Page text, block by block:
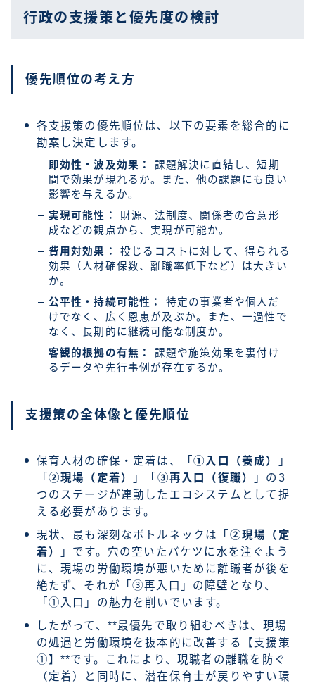
行政の支援策と優先度の検討
優先順位の考え方
各支援策の優先順位は、以下の要素を総合的に
勘案し決定します。
即効性・波及効果：
課題解決に直結し、短期
間で効果が現れるか。また、他の課題にも良い
影響を与えるか。
実現可能性：
財源、法制度、関係者の合意形
成などの観点から、実現が可能か。
費用対効果：
投じるコストに対して、得られる
効果（人材確保数、離職率低下など）は大きい
か。
公平性・持続可能性：
特定の事業者や個人だ
けでなく、広く恩恵が及ぶか。また、一過性で
なく、長期的に継続可能な制度か。
客観的根拠の有無：
課題や施策効果を裏付け
るデータや先行事例が存在するか。
支援策の全体像と優先順位
保育人材の確保・定着は、「①入口（養成）
」
「 ②現場（定着） 」「 ③再入口（復職）
」の3
つのステージが連動したエコシステムとして捉
える必要があります。
現状、最も深刻なボトルネックは「 ②現場（定
着）
」です。穴の空いたバケツに水を注ぐよう
に、現場の労働環境が悪いために離職者が後を
絶たず、それが「③再入口」の障壁となり、
「①入口」の魅力を削いでいます。
したがって、**最優先で取り組むべきは、現場
の処遇と労働環境を抜本的に改善する【支援策
①】**です。これにより、現職者の離職を防ぐ
（定着）と同時に、潜在保育士が戻りやすい環